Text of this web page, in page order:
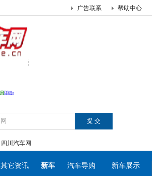
帮助中心
广告联系
四川汽车网
其它资讯 新车 汽车导购 新车展示